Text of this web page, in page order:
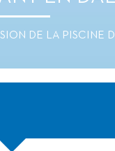
DE LA PISCINE